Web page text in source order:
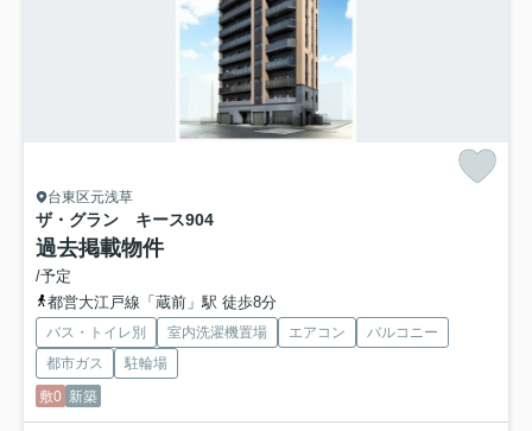
台東区元浅草
ザ・グラン キース904
過去掲載物件
/予定
都営大江戸線「蔵前」駅 徒歩8分
バス・トイレ別 室内洗濯機置場 エアコン
バルコニー
都市ガス
駐輪場
敷0 新築